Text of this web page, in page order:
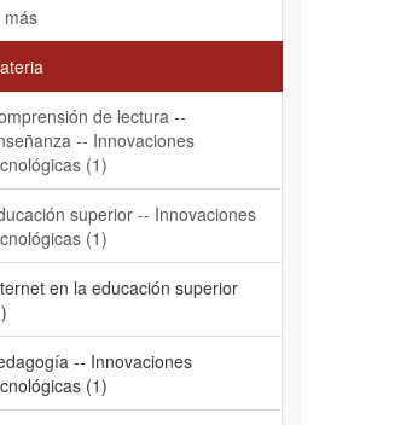
más
de lectura --
-- Innovaciones
(1)
superior -- Innovaciones
(1)
en la educación superior
-- Innovaciones
(1)